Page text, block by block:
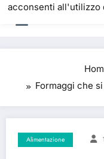
Formaggi che
Alimentazione
acconsenti all'utilizzo